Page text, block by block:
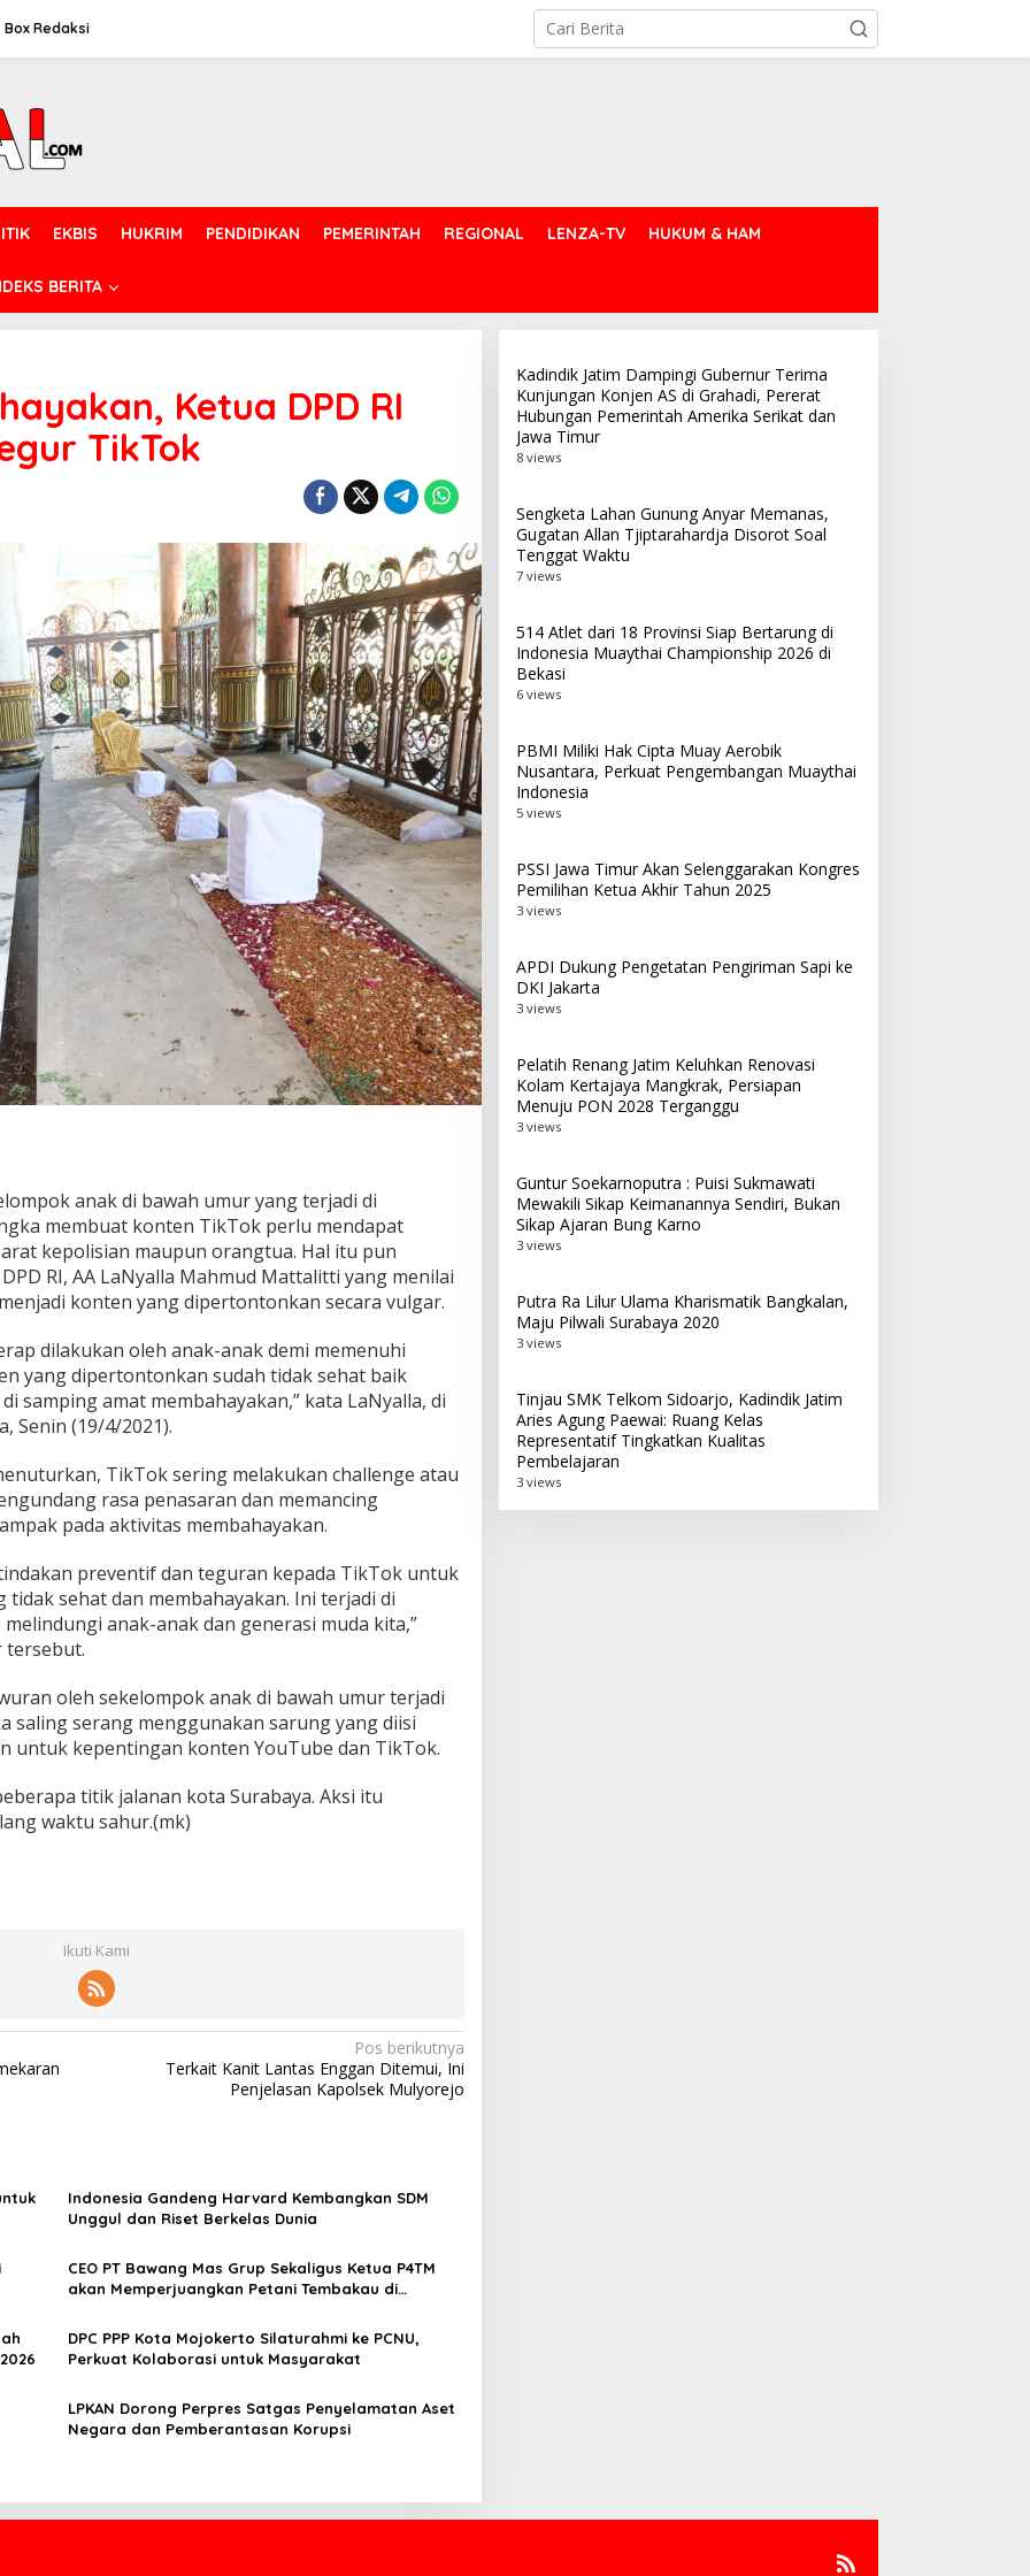
Box Redaksi
EKBIS HUKRIM PENDIDIKAN PEMERINTAH REGIONAL LENZA-TV HUKUM & HAM
BERITA
Ketua DPD RI
TikTok
anak di bawah umur yang terjadi di
membuat konten TikTok perlu mendapat
kepolisian maupun orangtua. Hal itu pun
RI, AA LaNyalla Mahmud Mattalitti yang menilai
konten yang dipertontonkan secara vulgar.
dilakukan oleh anak-anak demi memenuhi
yang dipertontonkan sudah tidak sehat baik
samping amat membahayakan,” kata LaNyalla, di
Senin (19/4/2021).
TikTok sering melakukan challenge atau
rasa penasaran dan memancing
pada aktivitas membahayakan.
preventif dan teguran kepada TikTok untuk
sehat dan membahayakan. Ini terjadi di
anak-anak dan generasi muda kita,”
tersebut.
oleh sekelompok anak di bawah umur terjadi
saling serang menggunakan sarung yang diisi
untuk kepentingan konten YouTube dan TikTok.
titik jalanan kota Surabaya. Aksi itu
waktu sahur.(mk)
Ikuti Kami
Pos berikutnya
Terkait Kanit Lantas Enggan Ditemui, Ini
Penjelasan Kapolsek Mulyorejo
Indonesia Gandeng Harvard Kembangkan SDM
Unggul dan Riset Berkelas Dunia
CEO PT Bawang Mas Grup Sekaligus Ketua P4TM
akan Memperjuangkan Petani Tembakau di
DPC PPP Kota Mojokerto Silaturahmi ke PCNU,
Perkuat Kolaborasi untuk Masyarakat
LPKAN Dorong Perpres Satgas Penyelamatan Aset
Negara dan Pemberantasan Korupsi
Kadindik Jatim Dampingi Gubernur Terima
Kunjungan Konjen AS di Grahadi, Pererat
Hubungan Pemerintah Amerika Serikat dan
Jawa Timur
8 views
Sengketa Lahan Gunung Anyar Memanas,
Gugatan Allan Tjiptarahardja Disorot Soal
Tenggat Waktu
7 views
514 Atlet dari 18 Provinsi Siap Bertarung di
Indonesia Muaythai Championship 2026 di
Bekasi
6 views
PBMI Miliki Hak Cipta Muay Aerobik
Nusantara, Perkuat Pengembangan Muaythai
Indonesia
5 views
PSSI Jawa Timur Akan Selenggarakan Kongres
Pemilihan Ketua Akhir Tahun 2025
3 views
APDI Dukung Pengetatan Pengiriman Sapi ke
DKI Jakarta
3 views
Pelatih Renang Jatim Keluhkan Renovasi
Kolam Kertajaya Mangkrak, Persiapan
Menuju PON 2028 Terganggu
3 views
Guntur Soekarnoputra : Puisi Sukmawati
Mewakili Sikap Keimanannya Sendiri, Bukan
Sikap Ajaran Bung Karno
3 views
Putra Ra Lilur Ulama Kharismatik Bangkalan,
Maju Pilwali Surabaya 2020
3 views
Tinjau SMK Telkom Sidoarjo, Kadindik Jatim
Aries Agung Paewai: Ruang Kelas
Representatif Tingkatkan Kualitas
Pembelajaran
3 views